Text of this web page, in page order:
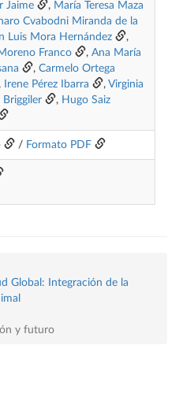
Jaime
, María Teresa Maza
Cvabodni Miranda de la
Luis Mora Hernández
,
Franco
, Ana María
, Carmelo Ortega
Irene Pérez Ibarra , Virginia
Briggiler
, Hugo Saiz
/ Formato PDF
Global: Integración de la
y futuro